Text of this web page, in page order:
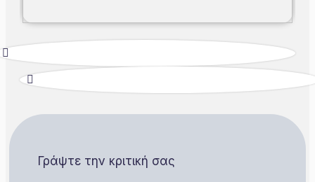
Γράψτε την κριτική σας